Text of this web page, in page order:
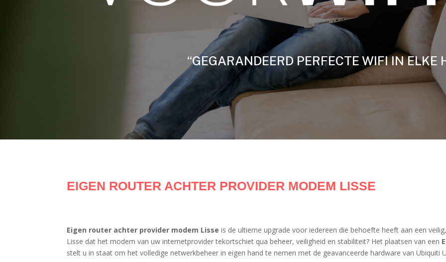
“GEGARANDEERD PERFECTE WIFI IN ELKE
EIGEN ROUTER ACHTER PROVIDER MODEM LISSE
Eigen router achter provider modem Lisse is de ultieme upgrade voor iedereen die behoefte heeft aan een
Lisse dat het modem van uw internetprovider tekortschiet qua beheer, veiligheid en stabiliteit? Het plaatsen van een
stelt u in staat om het volledige netwerkbeheer in eigen hand te nemen met de geavanceerde hardware van Ubiquiti